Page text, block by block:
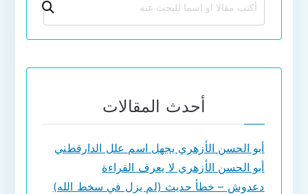
بحث
أحدث المقالات
أبو الحسن الأزهري يجهل اسم علل الدارقطني
أبو الحسن الأزهري لا يعرف القراءة
دعدوش – خطأ حديث (لم يزل في سخط الله)